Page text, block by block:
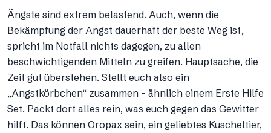
Ängste sind extrem belastend. Auch, wenn die
Bekämpfung der Angst dauerhaft der beste Weg ist,
spricht im Notfall nichts dagegen, zu allen
beschwichtigenden Mitteln zu greifen. Hauptsache, die
Zeit gut überstehen. Stellt euch also ein
„Angstkörbchen“ zusammen – ähnlich einem Erste Hilfe
Set. Packt dort alles rein, was euch gegen das Gewitter
hilft. Das können Oropax sein, ein geliebtes Kuscheltier,